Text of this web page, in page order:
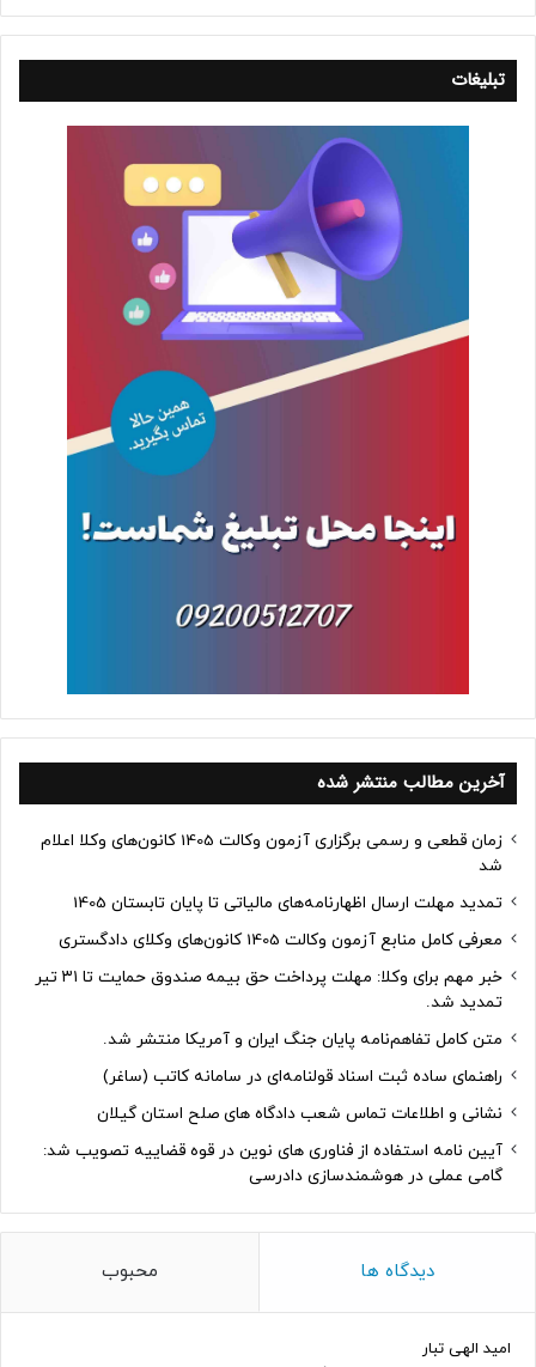
تبلیغات
آخرین مطالب منتشر شده
زمان قطعی و رسمی برگزاری آزمون وکالت 1405 کانون‌های وکلا اعلام
شد
تمدید مهلت ارسال اظهارنامه‌های مالیاتی تا پایان تابستان 1405
معرفی کامل منابع آزمون وکالت 1405 کانون‌های وکلای دادگستری
خبر مهم برای وکلا: مهلت پرداخت حق بیمه صندوق حمایت تا ۳۱ تیر
تمدید شد.
متن کامل تفاهم‌نامه پایان جنگ ایران و آمریکا منتشر شد.
راهنمای ساده ثبت اسناد قولنامه‌ای در سامانه کاتب (ساغر)
نشانی و اطلاعات تماس شعب دادگاه های صلح استان گیلان
آیین نامه استفاده از فناوری های نوین در قوه قضاییه تصویب شد:
گامی عملی در هوشمندسازی دادرسی
دیدگاه ها محبوب
امید الهی تبار